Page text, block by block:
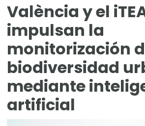
València y el
impulsan la
monitorización
biodiversidad
mediante
artificial